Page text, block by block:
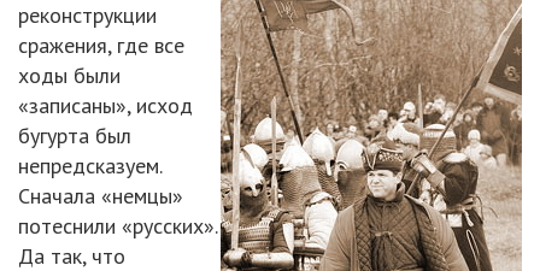
реконструкции
сражения, где все
ходы были
«записаны», исход
бугурта был
непредсказуем.
Сначала «немцы»
потеснили «русских».
Да так, что